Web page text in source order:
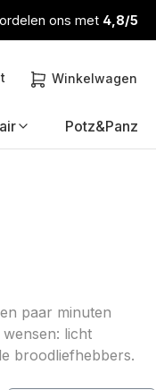
ons met 4,8/5
Winkelwagen
Potz&Panz
paar minuten
licht
broodliefhebbers.